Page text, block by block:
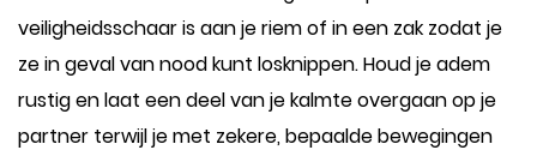
veiligheidsschaar is aan je riem of in een zak zodat je
ze in geval van nood kunt losknippen. Houd je adem
rustig en laat een deel van je kalmte overgaan op je
partner terwijl je met zekere, bepaalde bewegingen